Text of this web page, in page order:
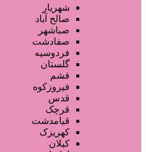
شهریار
صالح آباد
صباشهر
صفادشت
فردوسیه
گلستان
فشم
فیروزکوه
قدس
قرچک
قیامدشت
کهریزک
کیلان
صفحه اصلی
آگهی انبوه